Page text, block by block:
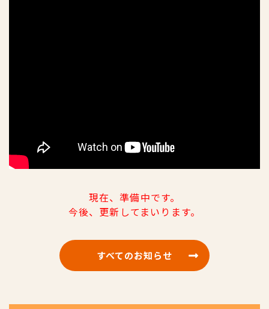
現在、準備中です。
今後、更新してまいります。
すべてのお知らせ